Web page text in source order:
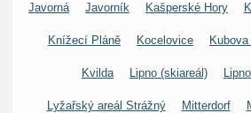
Javorná Javorník Kašperské Hory
Knížecí Pláně Kocelovice
Kvilda Lipno (skiareál)
Lyžařský areál Strážný Mitterdorf